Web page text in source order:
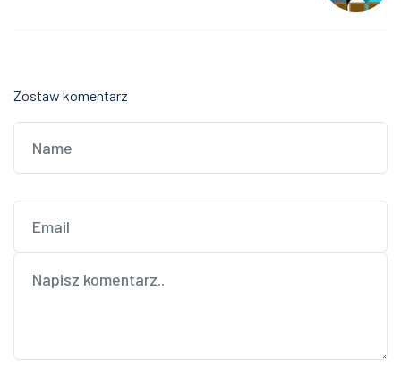
Zostaw komentarz